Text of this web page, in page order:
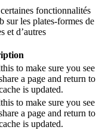
fonctionnalités
sur les plates-formes de
et d’autres
to make sure you see
a page and return to
is updated.
to make sure you see
a page and return to
is updated.